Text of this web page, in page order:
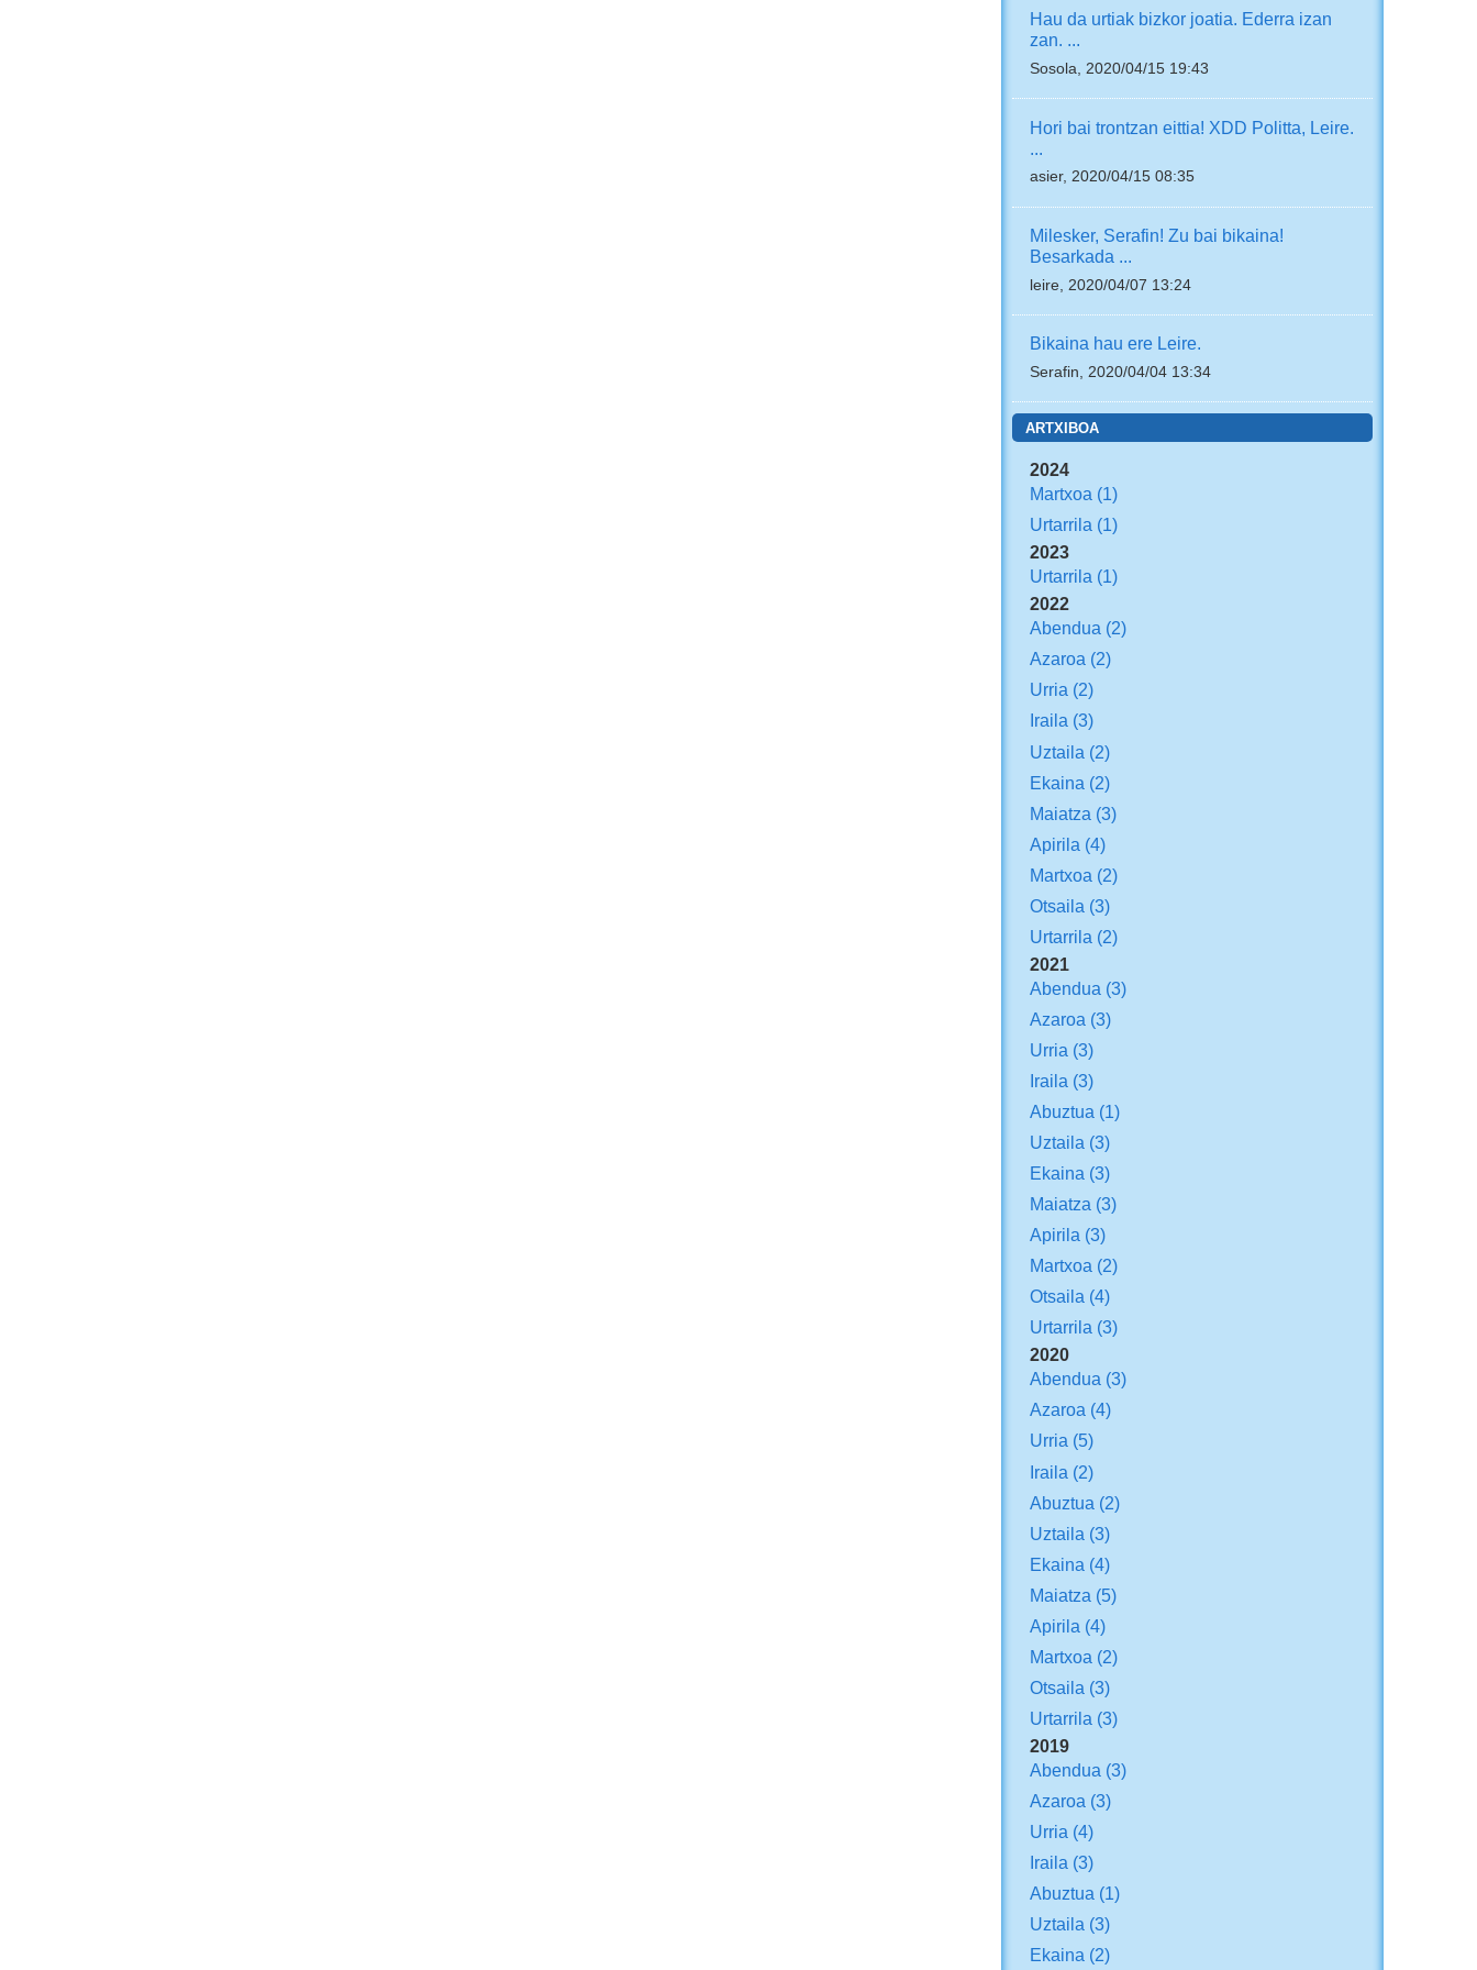
Hau da urtiak bizkor joatia. Ederra izan
zan. ...
Sosola, 2020/04/15 19:43
Hori bai trontzan eittia! XDD Politta, Leire.
asier, 2020/04/15 08:35
Milesker, Serafin! Zu bai bikaina!
Besarkada ...
leire, 2020/04/07 13:24
Bikaina hau ere Leire.
Serafin, 2020/04/04 13:34
ARTXIBOA
2024
Martxoa (1)
Urtarrila (1)
2023
Urtarrila (1)
2022
Abendua (2)
Azaroa (2)
Urria (2)
Iraila (3)
Uztaila (2)
Ekaina (2)
Maiatza (3)
Apirila (4)
Martxoa (2)
Otsaila (3)
Urtarrila (2)
2021
Abendua (3)
Azaroa (3)
Urria (3)
Iraila (3)
Abuztua (1)
Uztaila (3)
Ekaina (3)
Maiatza (3)
Apirila (3)
Martxoa (2)
Otsaila (4)
Urtarrila (3)
2020
Abendua (3)
Azaroa (4)
Urria (5)
Iraila (2)
Abuztua (2)
Uztaila (3)
Ekaina (4)
Maiatza (5)
Apirila (4)
Martxoa (2)
Otsaila (3)
Urtarrila (3)
2019
Abendua (3)
Azaroa (3)
Urria (4)
Iraila (3)
Abuztua (1)
Uztaila (3)
Ekaina (2)